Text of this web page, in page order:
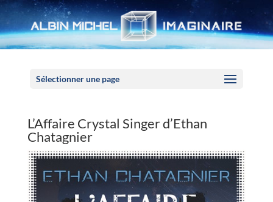
Sélectionner une page
L’Affaire Crystal Singer d’Ethan
Chatagnier
Panneau de gestion des cookies